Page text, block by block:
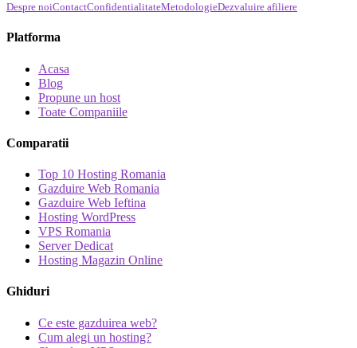
Despre noiContactConfidentialitateMetodologieDezvaluire afiliere
Platforma
Acasa
Blog
Propune un host
Toate Companiile
Comparatii
Top 10 Hosting Romania
Gazduire Web Romania
Gazduire Web Ieftina
Hosting WordPress
VPS Romania
Server Dedicat
Hosting Magazin Online
Ghiduri
Ce este gazduirea web?
Cum alegi un hosting?